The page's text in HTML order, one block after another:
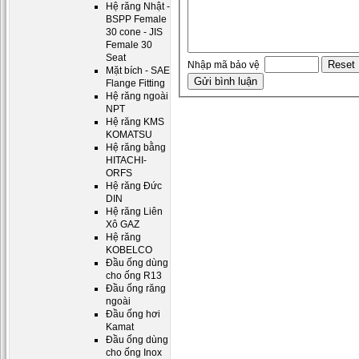
Hệ răng Nhật -
BSPP Female
30 cone - JIS
Female 30
Seat
Mặt bích - SAE
Flange Fitting
Hệ răng ngoài
NPT
Hệ răng KMS
KOMATSU
Hệ răng bằng
HITACHI-
ORFS
Hệ răng Đức
DIN
Hệ răng Liên
Xô GAZ
Hệ răng
KOBELCO
Đầu ống dùng
cho ống R13
Đầu ống răng
ngoài
Đầu ống hơi
Kamat
Đầu ống dùng
cho ống Inox
Nhập mã bảo vệ